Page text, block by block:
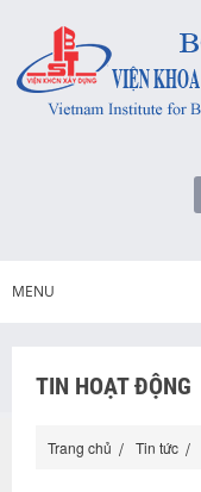
MENU
TIN HOẠT ĐỘNG
Trang chủ Tin tức